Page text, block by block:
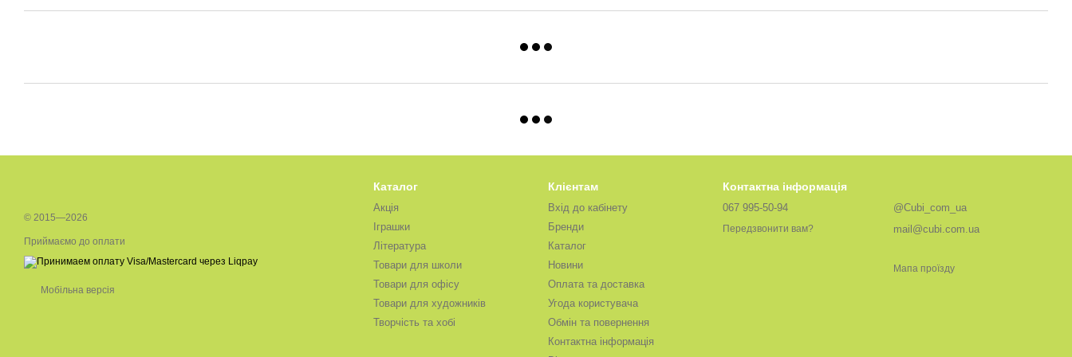
© 2015—2026
Приймаємо до оплати
Мобільна версія
Каталог
Акція
Іграшки
Література
Товари для школи
Товари для офісу
Товари для художників
Творчість та хобі
Клієнтам
Вхід до кабінету
Бренди
Каталог
Новини
Оплата та доставка
Угода користувача
Обмін та повернення
Контактна інформація
Контактна інформація
067 995-50-94
Передзвонити вам?
@Cubi_com_ua
mail@cubi.com.ua
Мапа проїзду